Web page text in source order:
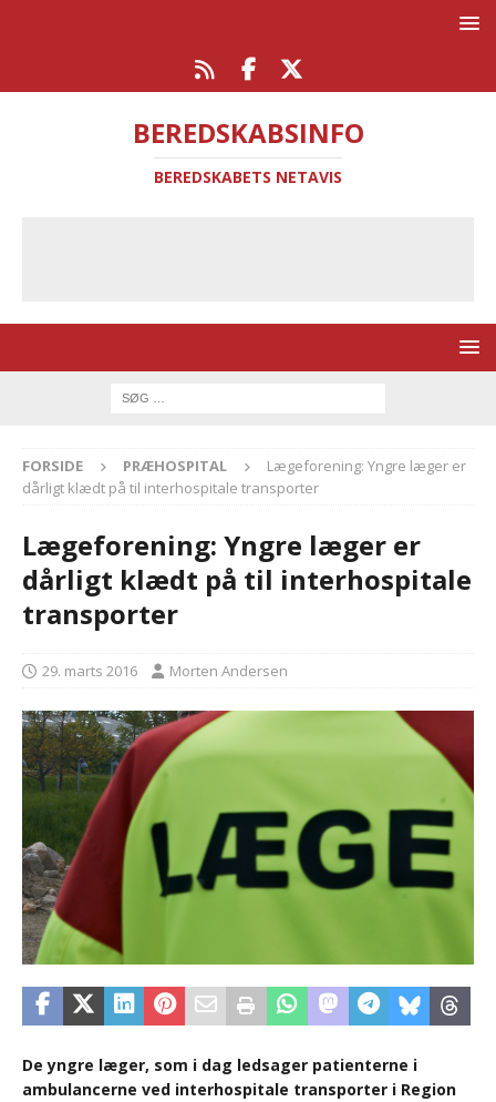
BEREDSKABSINFO
BEREDSKABETS NETAVIS
FORSIDE PRÆHOSPITAL
Lægeforening: Yngre læger er
dårligt klædt på til interhospitale transporter
Lægeforening: Yngre læger er
dårligt klædt på til interhospitale
transporter
29. marts 2016 Morten Andersen
De yngre læger, som i dag ledsager patienterne i
ambulancerne ved interhospitale transporter i Region